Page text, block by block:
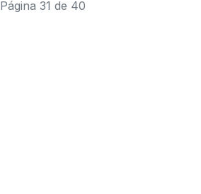
Página 31 de 40